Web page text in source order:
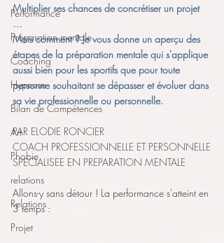
Performance
Préparation mentale
Coaching
Hypnose
Bilan de Compétences
Art
Phobie
relations
Relations
Projet
Multiplier ses chances de concrétiser un projet
…
Mais comment ? Je vous donne un aperçu des
étapes de la préparation mentale qui s'applique
aussi bien pour les sportifs que pour toute
personne souhaitant se dépasser et évoluer dans
sa vie professionnelle ou personnelle.
PAR ELODIE RONCIER
COACH PROFESSIONNELLE ET PERSONNELLE
SPECIALISEE EN PREPARATION MENTALE
Allons-y sans détour ! La performance s'atteint en
3 temps :